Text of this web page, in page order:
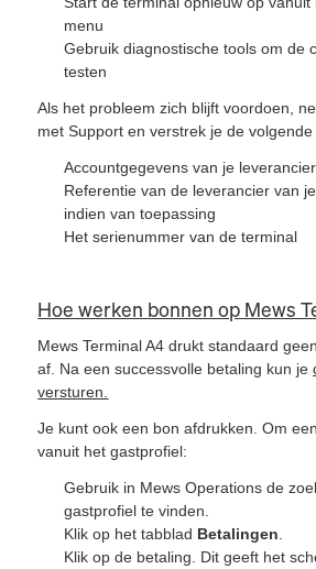
menu
Gebruik diagnostische tools om de
testen
Als het probleem zich blijft voordoen,
met Support en verstrek je de
Accountgegevens van je leverancier
Referentie van de leverancier van
indien van toepassing
Het serienummer van de terminal
Hoe werken bonnen op Mews
Mews Terminal A4 drukt standaard
af. Na een successvolle betaling kun je
versturen.
Je kunt ook een bon afdrukken. Om
vanuit het gastprofiel:
Gebruik in Mews Operations de
gastprofiel te vinden.
Klik op het tabblad Betalingen
Klik op de betaling. Dit geeft het